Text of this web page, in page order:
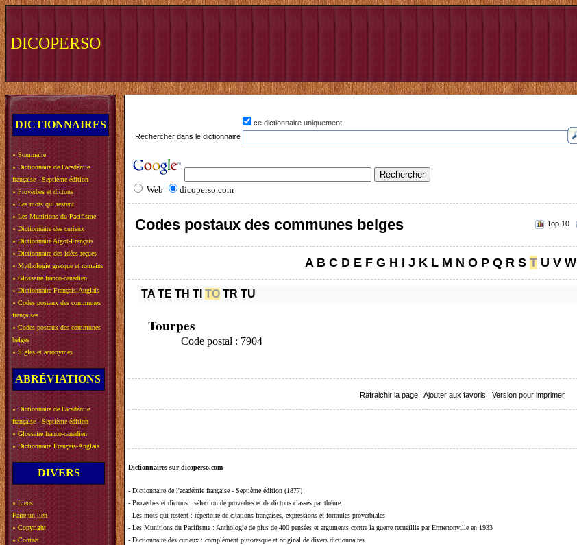
DICOPERSO
DICTIONNAIRES
» Sommaire
» Dictionnaire de l'académie
française - Septième édition
» Proverbes et dictons
» Les mots qui restent
» Les Munitions du Pacifisme
» Dictionnaire des curieux
» Dictionnaire Argot-Français
» Dictionnaire des idées reçues
» Mythologie grecque et romaine
» Glossaire franco-canadien
» Dictionnaire Français-Anglais
» Codes postaux des communes
françaises
» Codes postaux des communes
belges
» Sigles et acronymes
ABRÉVIATIONS
» Dictionnaire de l'académie
française - Septième édition
» Glossaire franco-canadien
» Dictionnaire Français-Anglais
DIVERS
» Liens
Faire un lien
» Copyright
» Contact
ce dictionnaire uniquement
Rechercher dans le dictionnaire
Web dicoperso.com
Codes postaux des communes belges Top 10
A B C D E F G H I J K L M N O P Q R S T U V W
TA TE TH TI TO TR TU
Tourpes
Code postal : 7904
Rafraichir la page | Ajouter aux favoris | Version pour imprimer
Dictionnaires sur dicoperso.com
- Dictionnaire de l'académie française - Septième édition (1877)
- Proverbes et dictons : sélection de proverbes et de dictons classés par thème.
- Les mots qui restent : répertoire de citations françaises, expressions et formules proverbiales
- Les Munitions du Pacifisme : Anthologie de plus de 400 pensées et arguments contre la guerre recueillis par Ermenonville en 1933
- Dictionnaire des curieux : complément pittoresque et original de divers dictionnaires.